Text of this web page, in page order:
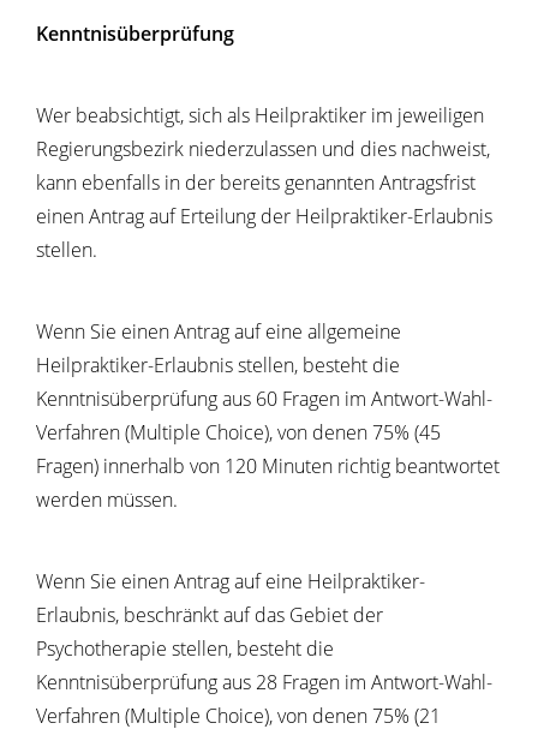
Kenntnisüberprüfung
Wer beabsichtigt, sich als Heilpraktiker im jeweiligen
Regierungsbezirk niederzulassen und dies nachweist,
kann ebenfalls in der bereits genannten Antragsfrist
einen Antrag auf Erteilung der Heilpraktiker-Erlaubnis
stellen.
Wenn Sie einen Antrag auf eine allgemeine
Heilpraktiker-Erlaubnis stellen, besteht die
Kenntnisüberprüfung aus 60 Fragen im Antwort-Wahl-
Verfahren (Multiple Choice), von denen 75% (45
Fragen) innerhalb von 120 Minuten richtig beantwortet
werden müssen.
Wenn Sie einen Antrag auf eine Heilpraktiker-
Erlaubnis, beschränkt auf das Gebiet der
Psychotherapie stellen, besteht die
Kenntnisüberprüfung aus 28 Fragen im Antwort-Wahl-
Verfahren (Multiple Choice), von denen 75% (21